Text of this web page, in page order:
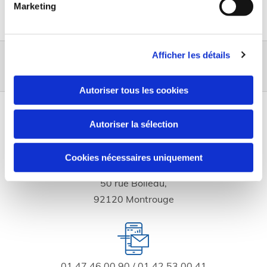
Marketing
Afficher les détails
Autoriser tous les cookies
Autoriser la sélection
Cookies nécessaires uniquement
https://www.bloctel.gouv.fr/).
Garage Chafei
50 rue Boileau,
92120 Montrouge